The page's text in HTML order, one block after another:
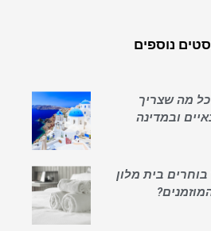
נוספים
מה שצריך
ובמדינה
בית מלון